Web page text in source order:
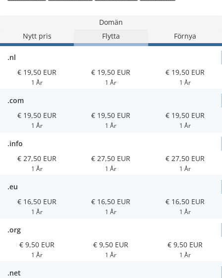
Domän
Nytt pris
Flytta Förnya
.nl
€ 19,50 EUR
1 År
€ 19,50 EUR
1 År
€ 19,50 EUR
1 År
.com
€ 19,50 EUR
1 År
€ 19,50 EUR
1 År
€ 19,50 EUR
1 År
.info
€ 27,50 EUR
1 År
€ 27,50 EUR
1 År
€ 27,50 EUR
1 År
.eu
€ 16,50 EUR
1 År
€ 16,50 EUR
1 År
€ 16,50 EUR
1 År
.org
€ 9,50 EUR
1 År
€ 9,50 EUR
1 År
€ 9,50 EUR
1 År
.net